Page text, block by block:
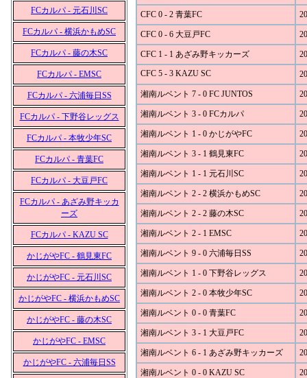
FCカルパ - 元石川SC
FCカルパ - 横浜かもめSC
FCカルパ - 藤の木SC
FCカルパ - EMSC
FCカルパ - 六浦毎日SS
FCカルパ - 下野谷レッグス
FCカルパ - 本牧少年SC
FCカルパ - 青葉FC
FCカルパ - 大豆戸FC
FCカルパ - あざみ野キッカ
ーズ
FCカルパ - KAZU SC
かじがやFC - 鶴見東FC
かじがやFC - 元石川SC
かじがやFC - 横浜かもめSC
かじがやFC - 藤の木SC
かじがやFC - EMSC
かじがやFC - 六浦毎日SS
CFC 0 - 2 青葉FC
CFC 0 - 6 大豆戸FC
CFC 1 - 1 あざみ野キッカーズ
CFC 5 - 3 KAZU SC
湘南ルベント 7 - 0 FC JUNTOS
湘南ルベント 3 - 0 FCカルパ
湘南ルベント 1 - 0 かじがやFC
湘南ルベント 3 - 1 鶴見東FC
湘南ルベント 1 - 1 元石川SC
湘南ルベント 2 - 2 横浜かもめSC
湘南ルベント 2 - 2 藤の木SC
湘南ルベント 2 - 1 EMSC
湘南ルベント 9 - 0 六浦毎日SS
湘南ルベント 1 - 0 下野谷レッグス
湘南ルベント 2 - 0 本牧少年SC
湘南ルベント 0 - 0 青葉FC
湘南ルベント 3 - 1 大豆戸FC
湘南ルベント 6 - 1 あざみ野キッカーズ
湘南ルベント 0 - 0 KAZU SC